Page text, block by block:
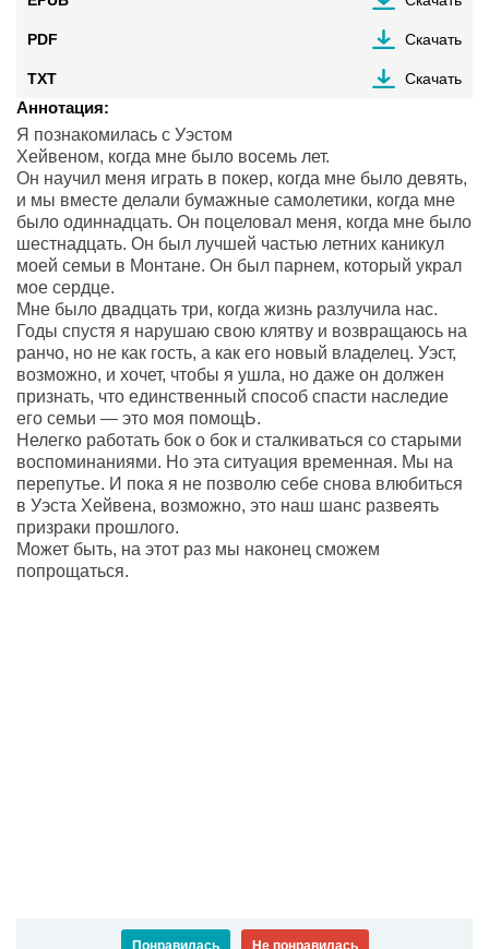
PDF Скачать
TXT Скачать
Аннотация:
Я познакомилась с Уэстом
Хейвеном, когда мне было восемь лет.
Он научил меня играть в покер, когда мне было девять,
и мы вместе делали бумажные самолетики, когда мне
было одиннадцать. Он поцеловал меня, когда мне было
шестнадцать. Он был лучшей частью летних каникул
моей семьи в Монтане. Он был парнем, который украл
мое сердце.
Мне было двадцать три, когда жизнь разлучила нас.
Годы спустя я нарушаю свою клятву и возвращаюсь на
ранчо, но не как гость, а как его новый владелец. Уэст,
возможно, и хочет, чтобы я ушла, но даже он должен
признать, что единственный способ спасти наследие
его семьи — это моя помощЬ.
Нелегко работать бок о бок и сталкиваться со старыми
воспоминаниями. Но эта ситуация временная. Мы на
перепутье. И пока я не позволю себе снова влюбиться
в Уэста Хейвена, возможно, это наш шанс развеять
призраки прошлого.
Может быть, на этот раз мы наконец сможем
попрощаться.
Понравилась Не понравилась